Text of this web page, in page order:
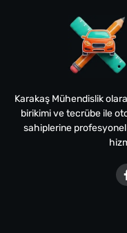
Karakaş Mühendislik
birikimi ve tecrübe ile
sahiplerine